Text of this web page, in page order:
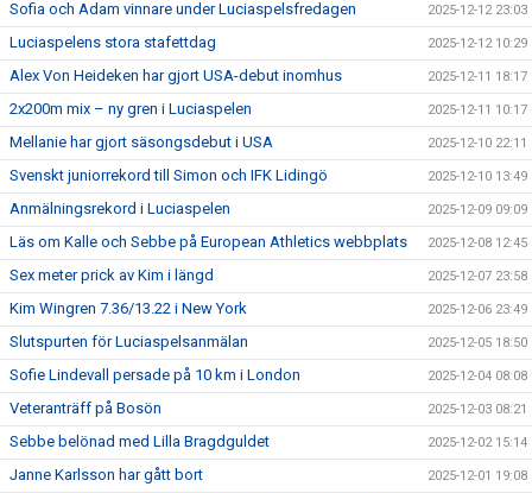
Sofia och Adam vinnare under Luciaspelsfredagen 2025-12-12 23:03
Luciaspelens stora stafettdag 2025-12-12 10:29
Alex Von Heideken har gjort USA-debut inomhus 2025-12-11 18:17
2x200m mix – ny gren i Luciaspelen 2025-12-11 10:17
Mellanie har gjort säsongsdebut i USA 2025-12-10 22:11
Svenskt juniorrekord till Simon och IFK Lidingö 2025-12-10 13:49
Anmälningsrekord i Luciaspelen 2025-12-09 09:09
Läs om Kalle och Sebbe på European Athletics webbplats 2025-12-08 12:45
Sex meter prick av Kim i längd 2025-12-07 23:58
Kim Wingren 7.36/13.22 i New York 2025-12-06 23:49
Slutspurten för Luciaspelsanmälan 2025-12-05 18:50
Sofie Lindevall persade på 10 km i London 2025-12-04 08:08
Veteranträff på Bosön 2025-12-03 08:21
Sebbe belönad med Lilla Bragdguldet 2025-12-02 15:14
Janne Karlsson har gått bort 2025-12-01 19:08